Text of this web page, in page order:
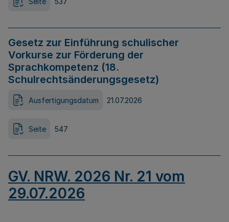
Gesetz zur Einführung schulischer
Vorkurse zur Förderung der
Sprachkompetenz (18.
Schulrechtsänderungsgesetz)
Ausfertigungsdatum 21.07.2026
Seite 547
GV. NRW. 2026 Nr. 21 vom
29.07.2026